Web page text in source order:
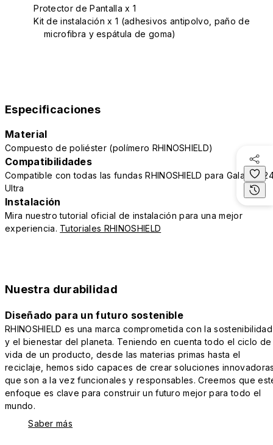
Protector de Pantalla x 1
Kit de instalación x 1 (adhesivos antipolvo, paño de
microfibra y espátula de goma)
Especificaciones
Material
Compuesto de poliéster (polímero RHINOSHIELD)
Compatibilidades
Compatible con todas las fundas RHINOSHIELD para Galaxy
Ultra
Instalación
Mira nuestro tutorial oficial de instalación para una mejor
experiencia. Tutoriales RHINOSHIELD
Nuestra durabilidad
Diseñado para un futuro sostenible
RHINOSHIELD es una marca comprometida con la sostenibilidad
y el bienestar del planeta. Teniendo en cuenta todo el ciclo de
vida de un producto, desde las materias primas hasta el
reciclaje, hemos sido capaces de crear soluciones
que son a la vez funcionales y responsables. Creemos que
enfoque es clave para construir un futuro mejor para todo el
mundo.
Saber más